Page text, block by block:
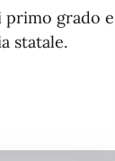
primo grado e
statale.